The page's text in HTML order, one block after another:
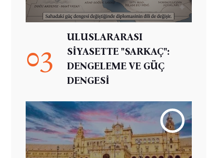
03
ULUSLARARASI
SİYASETTE "SARKAÇ":
DENGELEME VE GÜÇ
DENGESİ